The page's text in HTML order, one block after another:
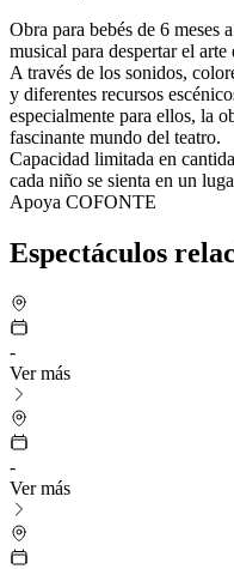
Obra para bebés de 6 meses
musical para despertar el
A través de los sonidos,
y diferentes recursos
especialmente para ellos, la
fascinante mundo del teatro.
Capacidad limitada en
cada niño se sienta en un
Apoya COFONTE
Espectáculos
-
Ver más
-
Ver más